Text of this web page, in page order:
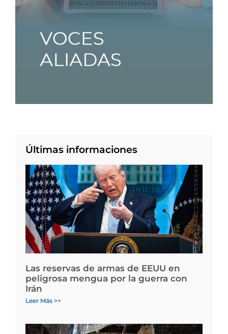
Últimas informaciones
Las reservas de armas de EEUU en
peligrosa mengua por la guerra con
Irán
Leer Más >>